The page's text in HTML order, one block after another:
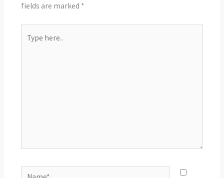
fields are marked *
here..
Name*